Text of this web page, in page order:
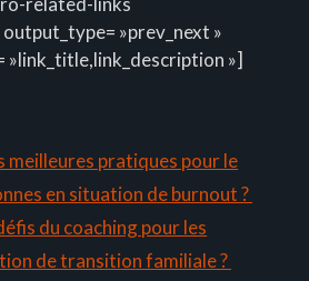
»prev_next »
»link_title,link_description »]
meilleures pratiques pour le
en situation de burnout ?
du coaching pour les
de transition familiale ?